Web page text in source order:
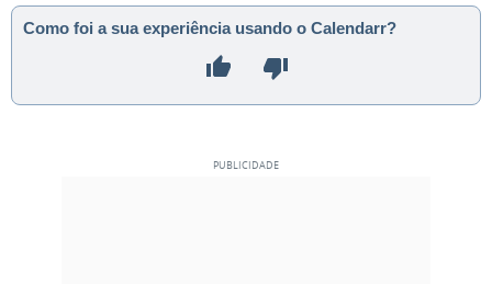
Como foi a sua experiência usando o Calendarr?